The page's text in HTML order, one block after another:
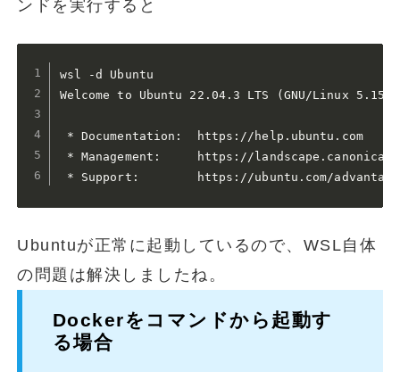
ンドを実行すると
wsl -d Ubuntu
Welcome to Ubuntu 22.04.3 LTS (GNU/Linux
* Documentation:  https://help.ubuntu.com
* Management:     https://
Ubuntuが正常に起動しているので、WSL自体
の問題は解決しましたね。
Dockerをコマンドから起動す
る場合